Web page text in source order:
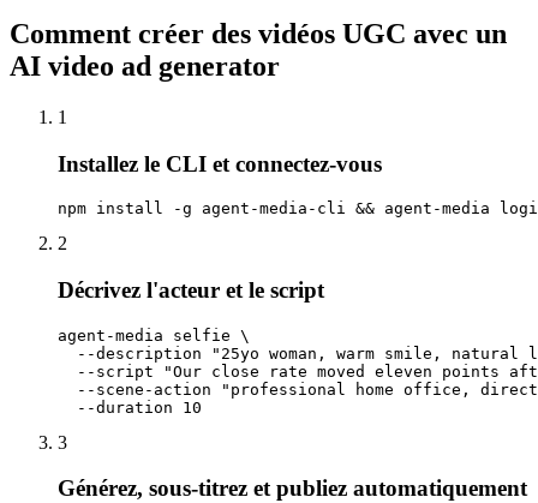
Comment créer des vidéos UGC avec un
AI video ad generator
1
Installez le CLI et connectez-vous
npm install -g agent-media-cli && agent-media
2
Décrivez l'acteur et le script
agent-media selfie \
--description "25yo woman, warm smile, natural
--script "Our close rate moved eleven points
--scene-action "professional home office,
  --duration 10
3
Générez, sous-titrez et publiez automatiquement